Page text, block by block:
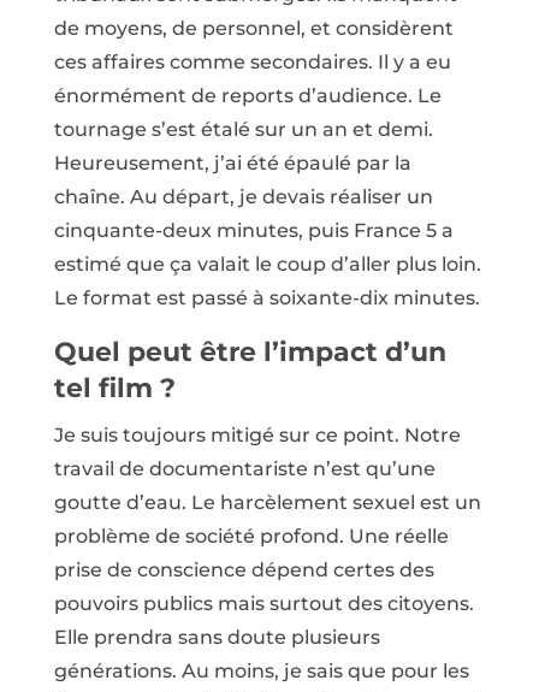
de moyens, de personnel, et considèrent
ces affaires comme secondaires. Il y a eu
énormément de reports d’audience. Le
tournage s’est étalé sur un an et demi.
Heureusement, j’ai été épaulé par la
chaîne. Au départ, je devais réaliser un
cinquante-deux minu­tes, puis France 5 a
estimé que ça valait le coup d’aller plus loin.
Le format est passé à soixante-dix minutes.
Quel peut être l’impact d’un
tel film ?
Je suis toujours mitigé sur ce point. Notre
travail de documentariste n’est qu’une
goutte d’eau. Le harcèlement sexuel est un
problème de société profond. Une réelle
prise de conscience dépend certes des
pouvoirs publics mais surtout des citoyens.
Elle prendra sans doute plusieurs
générations. Au moins, je sais que pour les